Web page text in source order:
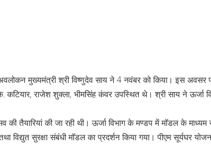
मुख्यमंत्री श्री विष्णुदेव साय ने 4 नवंबर को किया। इस अवसर
राजेश शुक्ला, भीमसिंह कंवर उपस्थित थे। श्री साय ने ऊर्जा
की तैयारियां की जा रही थी। ऊर्जा विभाग के मण्डप में मॉडल के माध्यम
विद्युत सुरक्षा संबंधी मॉडल का प्रदर्शन किया गया। पीएम सूर्यघर